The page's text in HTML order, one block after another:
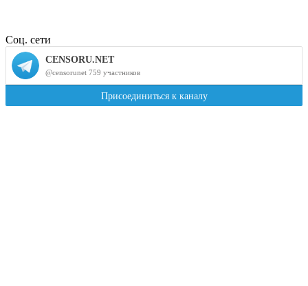
Соц. сети